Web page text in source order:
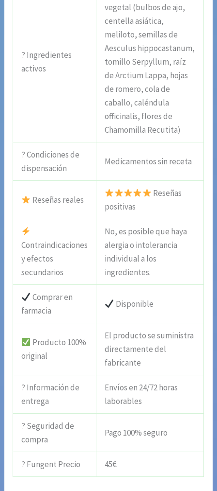
? Ingredientes
activos
vegetal (bulbos de ajo,
centella asiática,
meliloto, semillas de
Aesculus hippocastanum,
tomillo Serpyllum, raíz
de Arctium Lappa, hojas
de romero, cola de
caballo, caléndula
officinalis, flores de
Chamomilla Recutita)
? Condiciones de
dispensación
Medicamentos sin receta
Reseñas reales
Reseñas
positivas
Contraindicaciones
y efectos
secundarios
No, es posible que haya
alergia o intolerancia
individual a los
ingredientes.
Comprar en
farmacia
Disponible
Producto 100%
original
El producto se suministra
directamente del
fabricante
? Información de
entrega
Envíos en 24/72 horas
laborables
? Seguridad de
compra
Pago 100% seguro
? Fungent Precio 45€